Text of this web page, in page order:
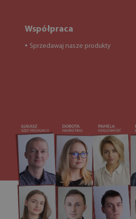
Współpraca
● Sprzedawaj nasze produkty